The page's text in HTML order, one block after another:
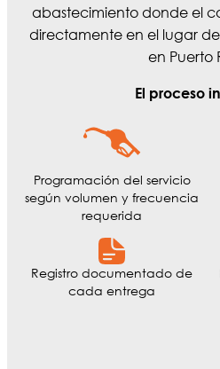
abastecimiento donde el
directamente en el lugar
en Puerto
El proceso
Programación del servicio
según volumen y frecuencia
requerida
Registro documentado de
cada entrega